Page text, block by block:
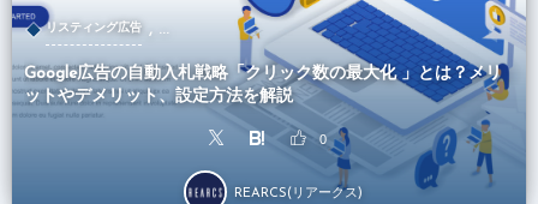
リスティング広告 , …
Google広告の自動入札戦略「クリック数の最大化 」とは？メリ
ットやデメリット、設定方法を解説
0
REARCS(リアークス)